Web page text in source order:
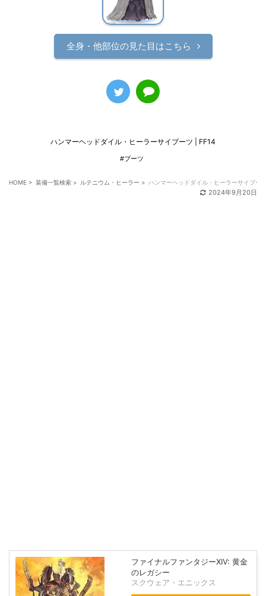
全身・他部位の見た目はこちら
ハンマーヘッドダイル・ヒーラーサイブーツ | FF14
#ブーツ
HOME > 装備一覧検索 > ルテニウム・ヒーラー > ハンマーヘッドダイル・ヒーラーサイブー
2024年9月20日
ファイナルファンタジーXIV: 黄金
のレガシー
スクウェア・エニックス